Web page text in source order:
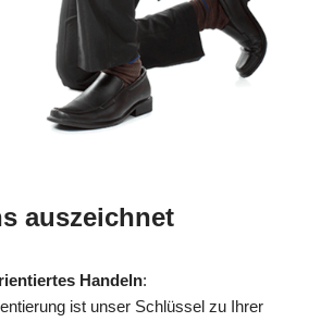
auszeichnet
Handeln:
ist unser Schlüssel zu Ihrer